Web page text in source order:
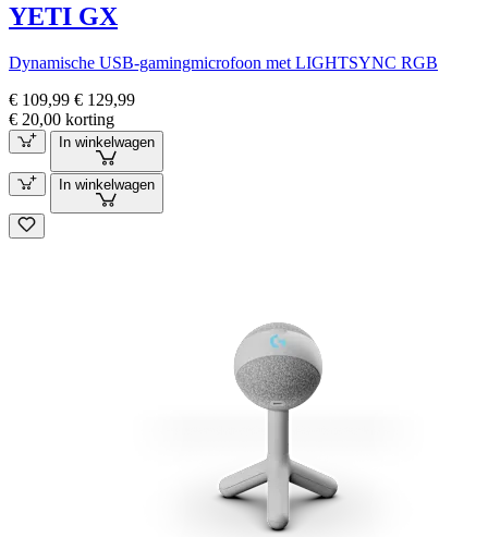
YETI GX
Dynamische USB-gamingmicrofoon met LIGHTSYNC RGB
€ 109,99 € 129,99
€ 20,00 korting
In winkelwagen
In winkelwagen